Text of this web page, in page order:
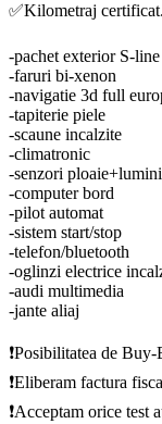
✅Kilometraj
-pachet exterior S-line
-faruri bi-xenon
-navigatie 3d full
-tapiterie piele
-scaune incalzite
-climatronic
-senzori ploaie+lumini
-computer bord
-pilot automat
-sistem start/stop
-telefon/bluetooth
-oglinzi electrice
-audi multimedia
-jante aliaj
❗️Posibilitatea de
❗️Eliberam factura
❗️Acceptam orice test